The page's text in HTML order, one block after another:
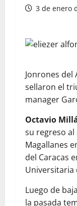
3 de enero
Jonrones del
sellaron el
manager
Octavio
su regreso al
Magallanes
del Caracas
Universitaria
Luego de
la pasada